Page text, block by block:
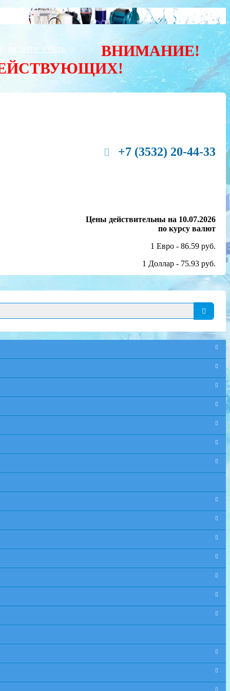
ВАЛЮТА: РУБЛЬ
ВНИМАНИЕ!
+7 (3532) 20-44-33
Цены действительны на 10.07.2026
по курсу валют
1 Евро - 86.59 руб.
1 Доллар - 75.93 руб.